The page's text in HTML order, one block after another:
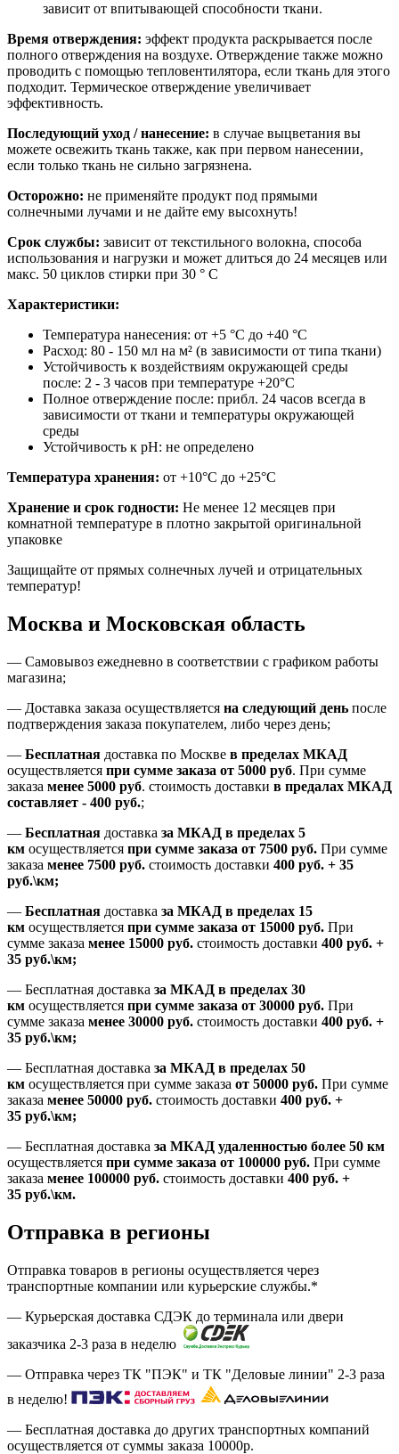
зависит от впитывающей способности ткани.
Время отверждения: эффект продукта раскрывается после
полного отверждения на воздухе. Отверждение также можно
проводить с помощью тепловентилятора, если ткань для этого
подходит. Термическое отверждение увеличивает
эффективность.
Последующий уход / нанесение: в случае выцветания вы
можете освежить ткань также, как при первом нанесении,
если только ткань не сильно загрязнена.
Осторожно: не применяйте продукт под прямыми
солнечными лучами и не дайте ему высохнуть!
Срок службы: зависит от текстильного волокна, способа
использования и нагрузки и может длиться до 24 месяцев или
макс. 50 циклов стирки при 30 ° C
Характеристики:
Температура нанесения: от +5 °C до +40 °C
Расход: 80 - 150 мл на м² (в зависимости от типа ткани)
Устойчивость к воздействиям окружающей среды
после: 2 - 3 часов при температуре +20°C
Полное отверждение после: прибл. 24 часов всегда в
зависимости от ткани и температуры окружающей
среды
Устойчивость к pH: не определено
Температура хранения: от +10°C до +25°C
Хранение и срок годности: Не менее 12 месяцев при
комнатной температуре в плотно закрытой оригинальной
упаковке
Защищайте от прямых солнечных лучей и отрицательных
температур!
Москва и Московская область
— Самовывоз ежедневно в соответствии с графиком работы
магазина;
— Доставка заказа осуществляется на следующий день после
подтверждения заказа покупателем, либо через день;
— Бесплатная доставка по Москве в пределах МКАД
осуществляется при сумме заказа от 5000 руб. При сумме
заказа менее 5000 руб. стоимость доставки в предалах МКАД
составляет - 400 руб.;
— Бесплатная доставка за МКАД в пределах 5
км осуществляется при сумме заказа от 7500 руб. При сумме
заказа менее 7500 руб. стоимость доставки 400 руб. + 35
руб.\км;
— Бесплатная доставка за МКАД в пределах 15
км осуществляется при сумме заказа от 15000 руб. При
сумме заказа менее 15000 руб. стоимость доставки 400 руб. +
35 руб.\км;
— Бесплатная доставка за МКАД в пределах 30
км осуществляется при сумме заказа от 30000 руб. При
сумме заказа менее 30000 руб. стоимость доставки 400 руб. +
35 руб.\км;
— Бесплатная доставка за МКАД в пределах 50
км осуществляется при сумме заказа от 50000 руб. При сумме
заказа менее 50000 руб. стоимость доставки 400 руб. +
35 руб.\км;
— Бесплатная доставка за МКАД удаленностью более 50 км
осуществляется при сумме заказа от 100000 руб. При сумме
заказа менее 100000 руб. стоимость доставки 400 руб. +
35 руб.\км.
Отправка в регионы
Отправка товаров в регионы осуществляется через
транспортные компании или курьерские службы.*
— Курьерская доставка СДЭК до терминала или двери
заказчика 2-3 раза в неделю
— Отправка через ТК "ПЭК" и ТК "Деловые линии" 2-3 раза
в неделю!
— Бесплатная доставка до других транспортных компаний
осуществляется от суммы заказа 10000р.